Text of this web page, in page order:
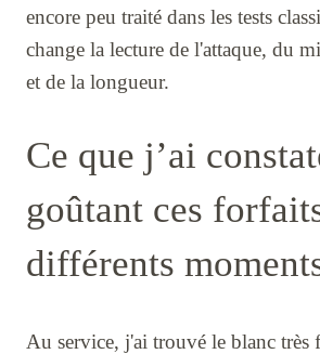
encore peu traité dans les tests
change la lecture de l'attaque, du
et de la longueur.
Ce que j’ai
goûtant ces
différents
Au service, j'ai trouvé le blanc très